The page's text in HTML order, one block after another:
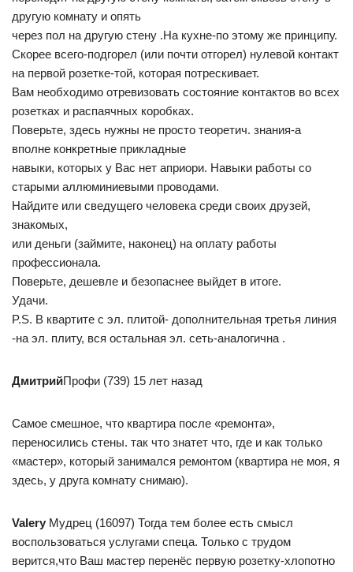
другую комнату и опять
через пол на другую стену .На кухне-по этому же принципу.
Скорее всего-подгорел (или почти отгорел) нулевой контакт
на первой розетке-той, которая потрескивает.
Вам необходимо отревизовать состояние контактов во всех
розетках и распаячных коробках.
Поверьте, здесь нужны не просто теоретич. знания-а
вполне конкретные прикладные
навыки, которых у Вас нет априори. Навыки работы со
старыми аллюминиевыми проводами.
Найдите или сведущего человека среди своих друзей,
знакомых,
или деньги (займите, наконец) на оплату работы
профессионала.
Поверьте, дешевле и безопаснее выйдет в итоге.
Удачи.
P.S. В квартите с эл. плитой- дополнительная третья линия
-на эл. плиту, вся остальная эл. сеть-аналогична .
ДмитрийПрофи (739) 15 лет назад
Самое смешное, что квартира после «ремонта»,
переносились стены. так что знатет что, где и как только
«мастер», который занимался ремонтом (квартира не моя, я
здесь, у друга комнату снимаю).
Valery Мудрец (16097) Тогда тем более есть смысл
воспользоваться услугами спеца. Только с трудом
верится,что Ваш мастер перенёс первую розетку-хлопотно